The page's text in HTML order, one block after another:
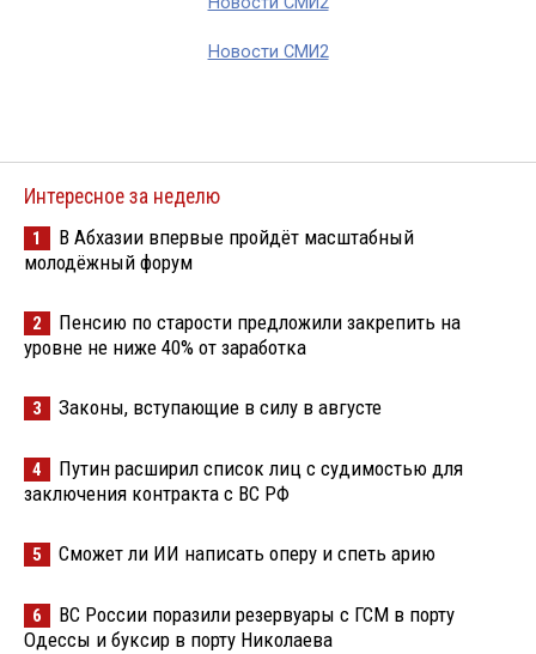
Новости СМИ2
Интересное за неделю
1
В Абхазии впервые пройдёт масштабный
молодёжный форум
2
Пенсию по старости предложили закрепить на
уровне не ниже 40% от заработка
3 Законы, вступающие в силу в августе
4
Путин расширил список лиц с судимостью для
заключения контракта с ВС РФ
5 Сможет ли ИИ написать оперу и спеть арию
6
ВС России поразили резервуары с ГСМ в порту
Одессы и буксир в порту Николаева